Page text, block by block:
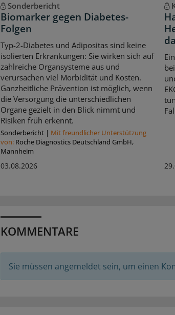
Sonderbericht
Biomarker gegen Diabetes-
Folgen
Typ-2-Diabetes und Adipositas sind keine
isolierten Erkrankungen: Sie wirken sich auf
zahlreiche Organsysteme aus und
verursachen viel Morbidität und Kosten.
Ganzheitliche Prävention ist möglich, wenn
die Versorgung die unterschiedlichen
Organe gezielt in den Blick nimmt und
Risiken früh erkennt.
Sonderbericht | Mit freundlicher Unterstützung
von: Roche Diagnostics Deutschland GmbH,
Mannheim
03.08.2026
KOMMENTARE
Sie müssen angemeldet sein, um einen